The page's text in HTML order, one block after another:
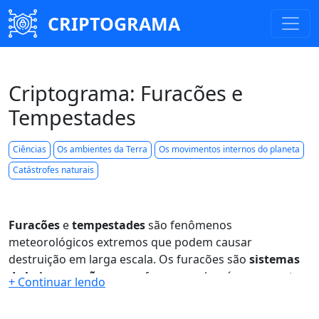
CRIPTOGRAMA
Criptograma: Furacões e
Tempestades
Ciências Os ambientes da Terra
Os movimentos internos do planeta
Catástrofes naturais
Furacões etempestadessão fenômenos
meteorológicos extremos que podem causar
destruição em larga escala. Os furacões são sistemas
de baixa pressãoque se formam sobre águas quentes
oceânicas, enquanto as tempestades podem se formar